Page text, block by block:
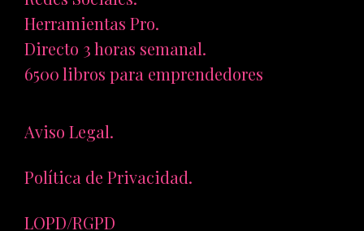
Herramientas Pro.
Directo 3 horas semanal.
6500 libros para emprendedores
Aviso Legal.
Política de Privacidad.
LOPD/RGPD